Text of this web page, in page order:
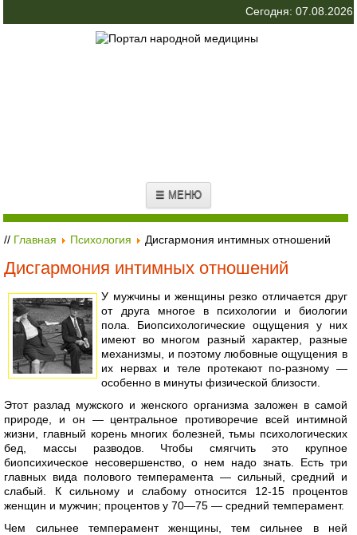
Сегодня: 07.08.2026
☰ МЕНЮ
// Главная Психология Дисгармония интимных отношений
Дисгармония интимных отношений
У мужчины и женщины резко отличается друг
от друга многое в психологии и биологии
пола. Биопсихологические ощущения у них
имеют во многом разный характер, разные
механизмы, и поэтому любовные ощущения в
их нервах и теле протекают по-разному —
особенно в минуты физической близости.
Этот разлад мужского и женского организма заложен в самой
природе, и он — центральное противоречие всей интимной
жизни, главный корень многих болезней, тьмы психологических
бед, массы разводов. Чтобы смягчить это крупное
биопсихическое несовершенство, о нем надо знать. Есть три
главных вида полового темперамента — сильный, средний и
слабый. К сильному и слабому относится 12-15 процентов
женщин и мужчин; процентов у 70—75 — средний темперамент.
Чем сильнее темперамент женщины, тем сильнее в ней